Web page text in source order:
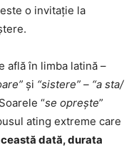
o invitație la
află în limba latină –
și “sistere” – “a sta/
“se oprește”
ating extreme care
dată, durata